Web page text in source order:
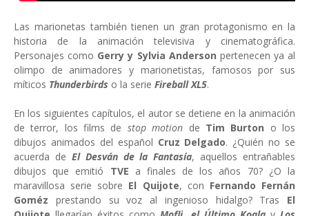
Las marionetas también tienen un gran protagonismo en la
historia de la animación televisiva y cinematográfica.
Personajes como Gerry y Sylvia Anderson pertenecen ya al
olimpo de animadores y marionetistas, famosos por sus
míticos Thunderbirds o la serie Fireball XL5.
En los siguientes capítulos, el autor se detiene en la animación
de terror, los films de stop motion de Tim Burton o los
dibujos animados del español Cruz Delgado. ¿Quién no se
acuerda de El Desván de la Fantasía, aquellos entrañables
dibujos que emitió TVE a finales de los años 70? ¿O la
maravillosa serie sobre El Quijote, con Fernando Fernán
Goméz prestando su voz al ingenioso hidalgo? Tras El